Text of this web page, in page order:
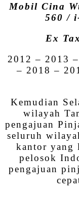
Mobil Cina
560 /
Ex
2012 – 2013
– 2018 –
Kemudian
wilayah
pengajuan
seluruh
kantor yang
pelosok
pengajuan